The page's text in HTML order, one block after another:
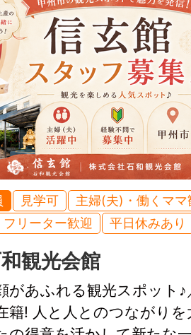
見学可
主婦(夫)・働くママ
リーター歓迎
平日休みあり
観光会館
があふれる観光スポット
籍! 人と人とのつながり